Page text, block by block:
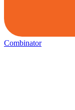
Combinator